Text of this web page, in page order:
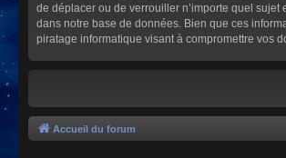
de déplacer ou de verrouiller n’importe quel
dans notre base de données. Bien que ces
piratage informatique visant à compromettre vos
Accueil du forum